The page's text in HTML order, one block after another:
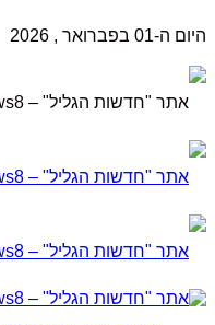
ה-01 בפברואר , 2026